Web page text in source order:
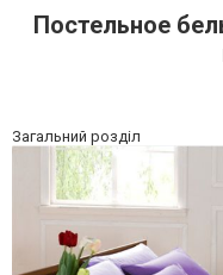
Постельное
Загальний розділ